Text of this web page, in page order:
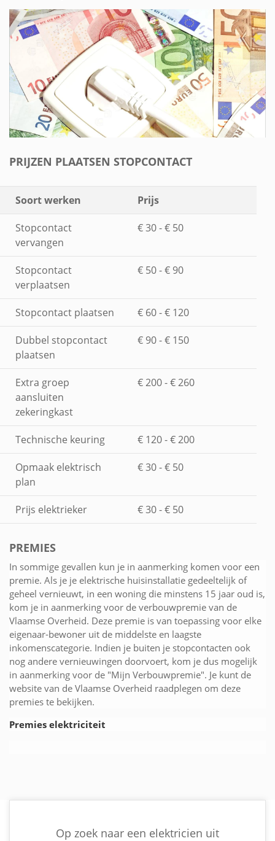
PRIJZEN PLAATSEN STOPCONTACT
Soort werken Prijs
Stopcontact
vervangen
€ 30 - € 50
Stopcontact
verplaatsen
€ 50 - € 90
Stopcontact plaatsen € 60 - € 120
Dubbel stopcontact
plaatsen
€ 90 - € 150
Extra groep
aansluiten
zekeringkast
€ 200 - € 260
Technische keuring € 120 - € 200
Opmaak elektrisch
plan
€ 30 - € 50
Prijs elektrieker € 30 - € 50
PREMIES
In sommige gevallen kun je in aanmerking komen voor een
premie. Als je je elektrische huisinstallatie gedeeltelijk of
geheel vernieuwt, in een woning die minstens 15 jaar oud is,
kom je in aanmerking voor de verbouwpremie van de
Vlaamse Overheid. Deze premie is van toepassing voor elke
eigenaar-bewoner uit de middelste en laagste
inkomenscategorie. Indien je buiten je stopcontacten ook
nog andere vernieuwingen doorvoert, kom je dus mogelijk
in aanmerking voor de "Mijn Verbouwpremie". Je kunt de
website van de Vlaamse Overheid raadplegen om deze
premies te bekijken.
Premies elektriciteit
Op zoek naar een elektricien uit